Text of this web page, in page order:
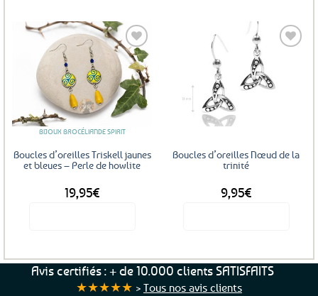
Ajouter
aux
favoris
BIJOUX BROCÉLIANDE SPIRIT
Boucles d’oreilles Triskell jaunes
et bleues – Perle de howlite
19,95€
Ajouter
Boucles d’oreilles Nœud de la
trinité
9,95€
Avis certifiés : + de 10.000 clients SATISFAITS
★★★★★ > Tous nos avis clients